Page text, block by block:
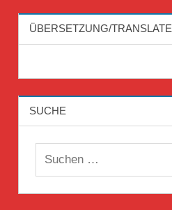
ÜBERSETZUNG/TRANSLATE
SUCHE